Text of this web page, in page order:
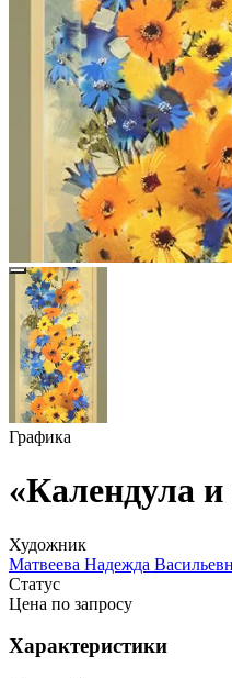
Графика
«Календула
Художник
Матвеева Надежда
Статус
Цена по запросу
Характеристики